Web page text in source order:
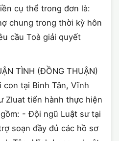
cụ thể trong đơn là:
chung trong thời kỳ hôn
cầu Toà giải quyết
TÌNH (ĐỒNG THUẬN)
con tại Bình Tân, Vĩnh
Zluat tiến hành thực hiện
- Đội ngũ Luật sư tại
soạn đầy đủ các hồ sơ